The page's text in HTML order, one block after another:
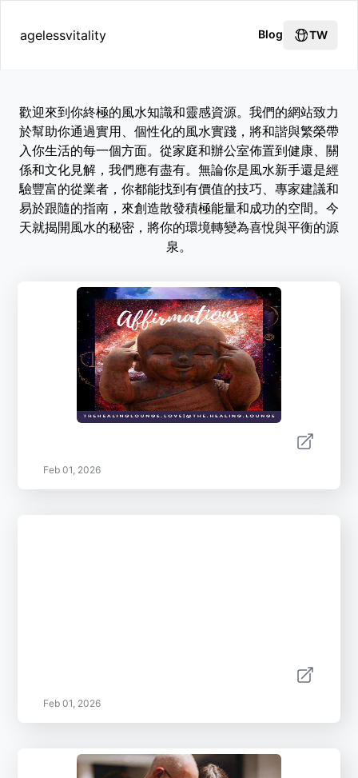
agelessvitality Blog TW
歡迎來到你終極的風水知識和靈感資源。我們的網站致力
於幫助你通過實用、個性化的風水實踐，將和諧與繁榮帶
入你生活的每一個方面。從家庭和辦公室佈置到健康、關
係和文化見解，我們應有盡有。無論你是風水新手還是經
驗豐富的從業者，你都能找到有價值的技巧、專家建議和
易於跟隨的指南，來創造散發積極能量和成功的空間。今
天就揭開風水的秘密，將你的環境轉變為喜悅與平衡的源
泉。
Feb 01, 2026
Feb 01, 2026